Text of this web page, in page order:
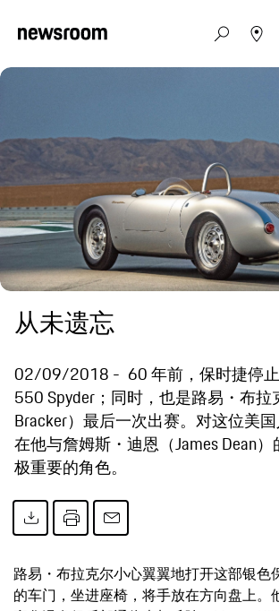
从未遗忘
02/09/2018
60 年前，保时捷停
550 Spyder；同时，也是路易・布拉
Bracker）最后一次出赛。对这位美
在他与詹姆斯・迪恩（James Dean
极重要的角色。
路易・布拉克尔小心翼翼地打开这部银色
的车门，坐进座椅，将手放在方向盘上。